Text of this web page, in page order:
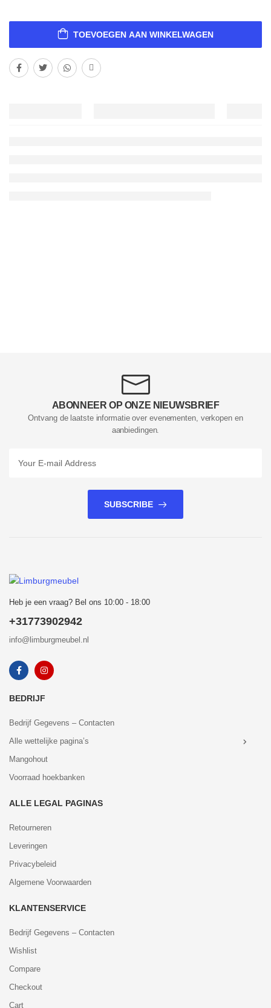
TOEVOEGEN AAN WINKELWAGEN
ABONNEER OP ONZE NIEUWSBRIEF
Ontvang de laatste informatie over evenementen, verkopen en
aanbiedingen.
SUBSCRIBE
Heb je een vraag? Bel ons 10:00 - 18:00
+31773902942
info@limburgmeubel.nl
BEDRIJF
Bedrijf Gegevens – Contacten
Alle wettelijke pagina’s
Mangohout
Voorraad hoekbanken
ALLE LEGAL PAGINAS
Retourneren
Leveringen
Privacybeleid
Algemene Voorwaarden
KLANTENSERVICE
Bedrijf Gegevens – Contacten
Wishlist
Compare
Checkout
Cart